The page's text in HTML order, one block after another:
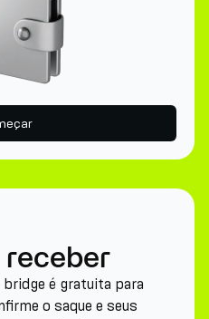
é gratuita para
o saque e seus